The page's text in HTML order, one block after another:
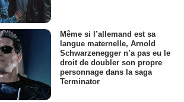
Même si l’allemand est sa
langue maternelle, Arnold
Schwarzenegger n’a pas eu le
droit de doubler son propre
personnage dans la saga
Terminator